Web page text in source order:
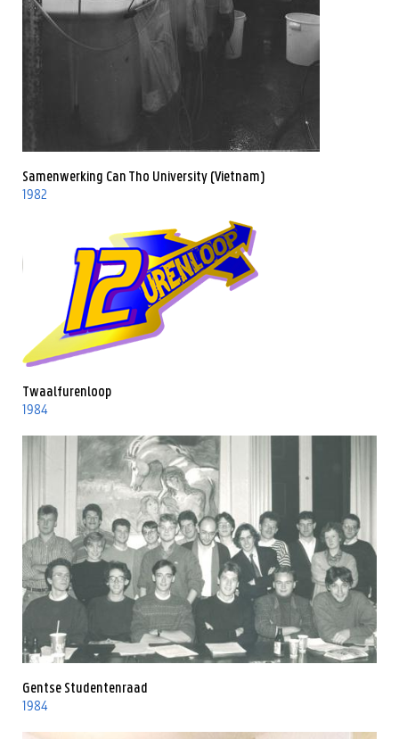
Samenwerking Can Tho University (Vietnam)
1982
Twaalfurenloop
1984
Gentse Studentenraad
1984